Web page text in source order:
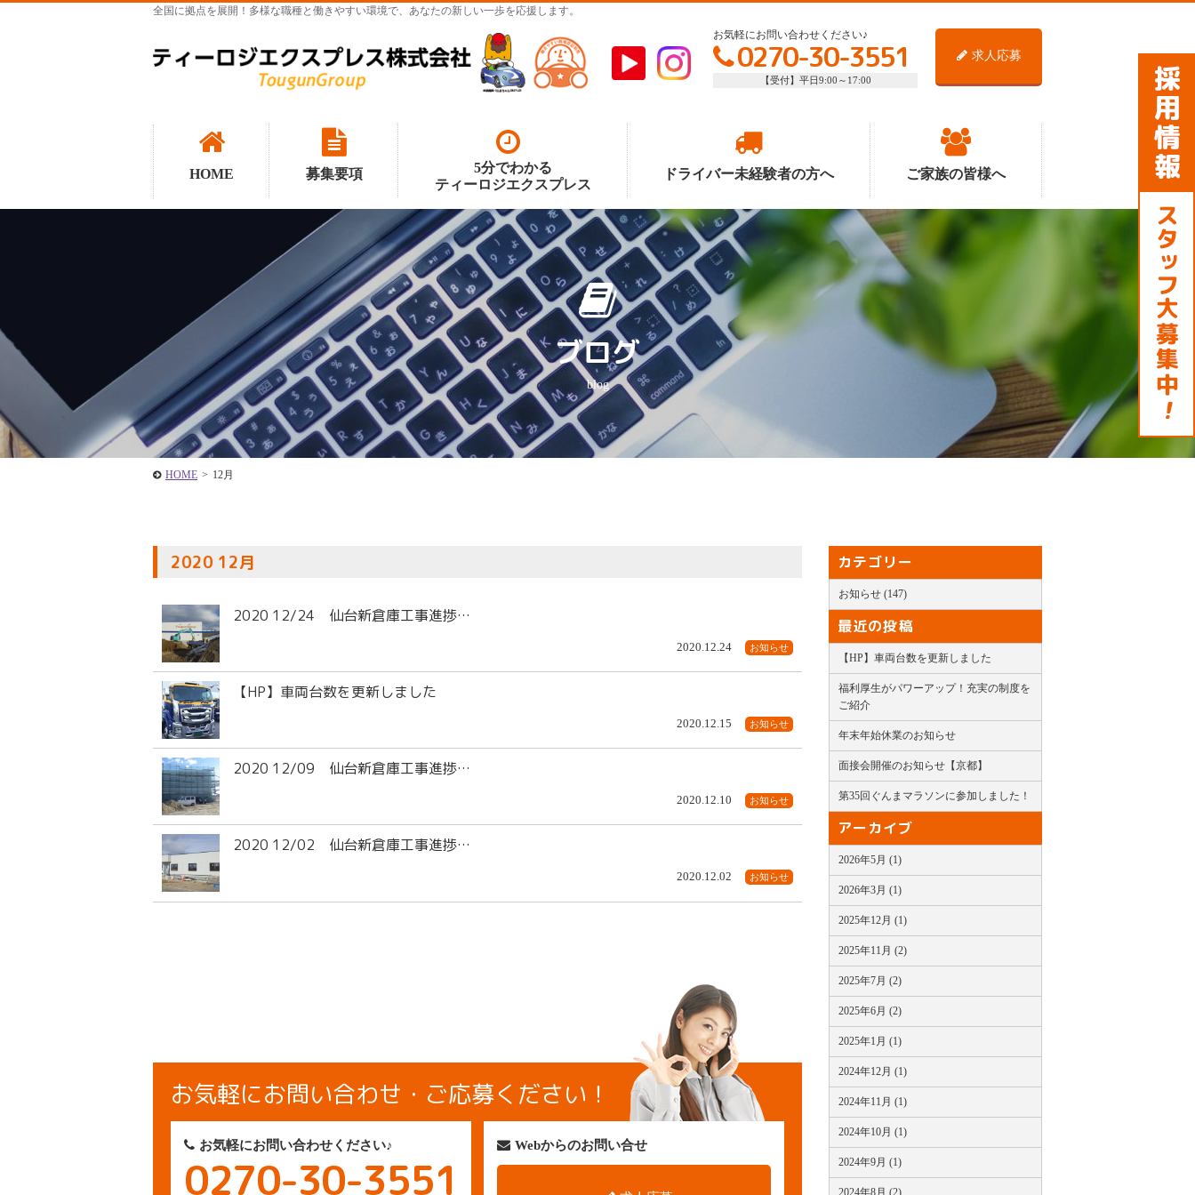
全国に拠点を展開！多様な職種と働きやすい環境で、あなたの新しい一歩を応援します。
HOME 募集要項
5分でわかる
ティーロジエクスプレス
ドライバー未経験者の方へ ご家族の皆様へ
求人応募
お気軽にお問い合わせください♪
0270-30-3551
【受付】平日9:00～17:00
ブログ
blog
HOME > 12月
2020 12月
2020 12/24 仙台新倉庫工事進捗…
2020.12.24 お知らせ
【HP】車両台数を更新しました
2020.12.15 お知らせ
2020 12/09 仙台新倉庫工事進捗…
2020.12.10 お知らせ
2020 12/02 仙台新倉庫工事進捗…
2020.12.02 お知らせ
お気軽にお問い合わせ・ご応募ください！
お気軽にお問い合わせください♪
0270-30-3551
Webからのお問い合せ
カテゴリー
お知らせ (147)
最近の投稿
【HP】車両台数を更新しました
福利厚生がパワーアップ！充実の制度を
ご紹介
年末年始休業のお知らせ
面接会開催のお知らせ【京都】
第35回ぐんまマラソンに参加しました！
アーカイブ
2026年5月 (1)
2026年3月 (1)
2025年12月 (1)
2025年11月 (2)
2025年7月 (2)
2025年6月 (2)
2025年1月 (1)
2024年12月 (1)
2024年11月 (1)
2024年10月 (1)
2024年9月 (1)
2024年8月 (2)